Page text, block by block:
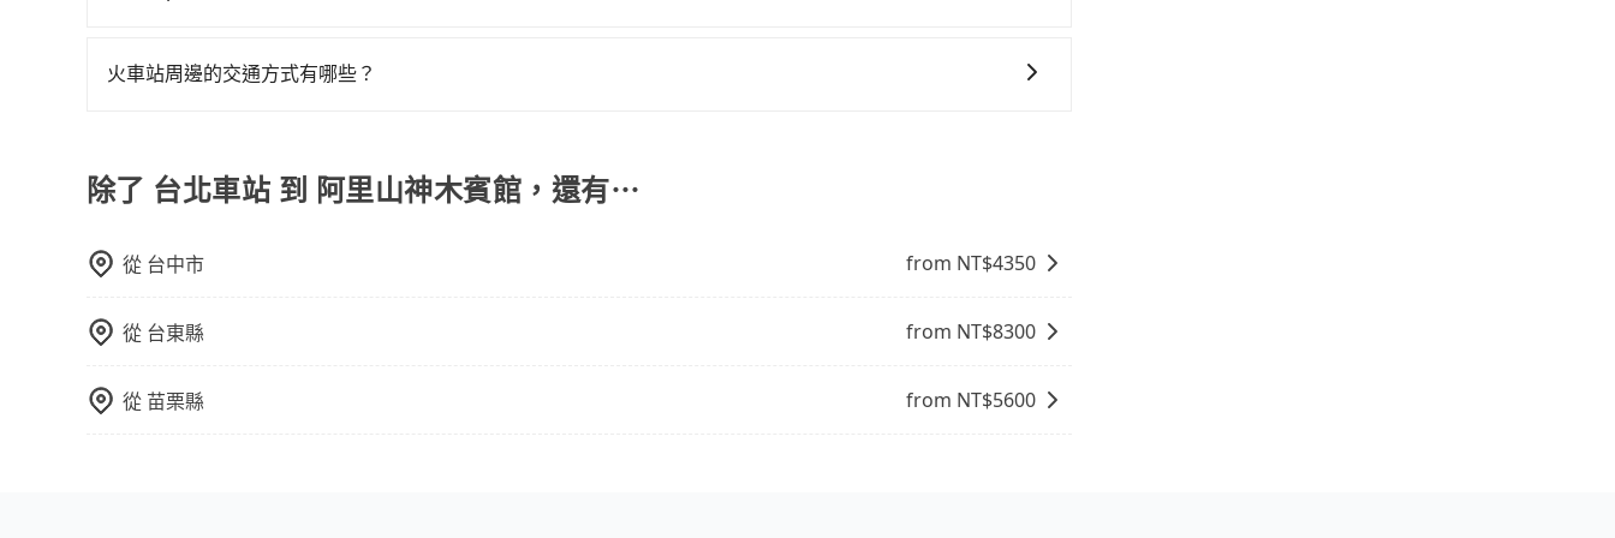
司機以外，從上車到下車期間，都不會再有其他陌生人出現。如選擇共乘服務，則會依照其他共乘乘客做彈性調
火車站周邊的交通方式有哪些？
離開火車站，快捷便利。 包車：預定包車到達或離開火車站，是最便利的，無需與人共乘、快速抵達。
除了 台北車站 到 阿里山神木賓館，還有⋯
從 台中市 from NT$4350
從 台東縣 from NT$8300
從 苗栗縣 from NT$5600